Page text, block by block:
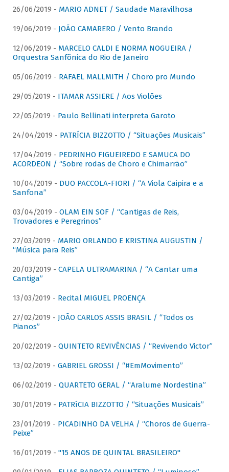
26/06/2019 - MARIO ADNET / Saudade Maravilhosa
19/06/2019 - JOÃO CAMARERO / Vento Brando
12/06/2019 - MARCELO CALDI E NORMA NOGUEIRA /
Orquestra Sanfônica do Rio de Janeiro
05/06/2019 - RAFAEL MALLMITH / Choro pro Mundo
29/05/2019 - ITAMAR ASSIERE / Aos Violões
22/05/2019 - Paulo Bellinati interpreta Garoto
24/04/2019 - PATRÍCIA BIZZOTTO / “Situações Musicais”
17/04/2019 - PEDRINHO FIGUEIREDO E SAMUCA DO
ACORDEON / “Sobre rodas de Choro e Chimarrão”
10/04/2019 - DUO PACCOLA-FIORI / “A Viola Caipira e a
Sanfona”
03/04/2019 - OLAM EIN SOF / “Cantigas de Reis,
Trovadores e Peregrinos”
27/03/2019 - MARIO ORLANDO E KRISTINA AUGUSTIN /
“Música para Reis”
20/03/2019 - CAPELA ULTRAMARINA / “A Cantar uma
Cantiga”
13/03/2019 - Recital MIGUEL PROENÇA
27/02/2019 - JOÃO CARLOS ASSIS BRASIL / “Todos os
Pianos”
20/02/2019 - QUINTETO REVIVÊNCIAS / “Revivendo Victor”
13/02/2019 - GABRIEL GROSSI / “#EmMovimento”
06/02/2019 - QUARTETO GERAL / “Aralume Nordestina”
30/01/2019 - PATRíCIA BIZZOTTO / “Situações Musicais”
23/01/2019 - PICADINHO DA VELHA / “Choros de Guerra-
Peixe”
16/01/2019 - "15 ANOS DE QUINTAL BRASILEIRO"